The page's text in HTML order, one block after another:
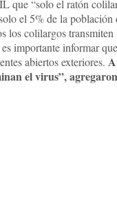
que “solo el ratón
el 5% de la población
los colilargos
importante informar
abiertos exteriores.
el virus”,